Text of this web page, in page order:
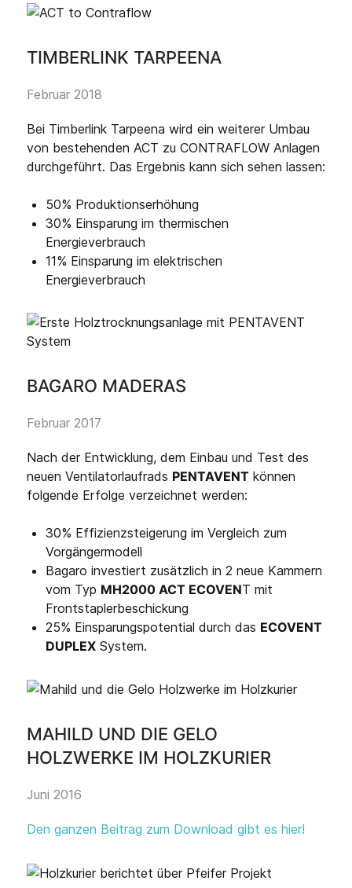
TIMBERLINK TARPEENA
Februar 2018
Bei Timberlink Tarpeena wird ein weiterer Umbau
von bestehenden ACT zu CONTRAFLOW Anlagen
durchgeführt. Das Ergebnis kann sich sehen lassen:
50% Produktionserhöhung
30% Einsparung im thermischen
Energieverbrauch
11% Einsparung im elektrischen
Energieverbrauch
BAGARO MADERAS
Februar 2017
Nach der Entwicklung, dem Einbau und Test des
neuen Ventilatorlaufrads PENTAVENT können
folgende Erfolge verzeichnet werden:
30% Effizienzsteigerung im Vergleich zum
Vorgängermodell
Bagaro investiert zusätzlich in 2 neue Kammern
vom Typ MH2000 ACT ECOVENT mit
Frontstaplerbeschickung
25% Einsparungspotential durch das ECOVENT
DUPLEX System.
MAHILD UND DIE GELO
HOLZWERKE IM HOLZKURIER
Juni 2016
Den ganzen Beitrag zum Download gibt es hier!